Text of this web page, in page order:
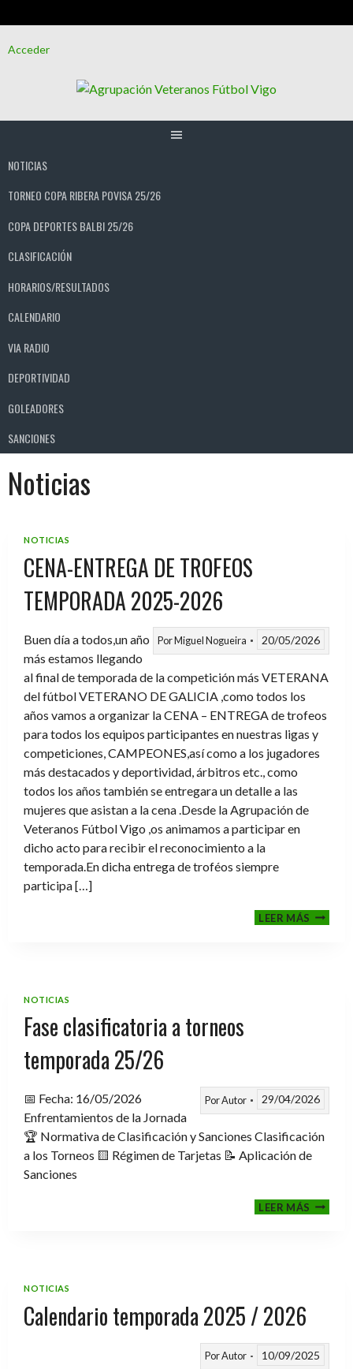
alAcceder
NOTICIAS
TORNEO COPA RIBERA POVISA 25/26
COPA DEPORTES BALBI 25/26
CLASIFICACIÓN
HORARIOS/RESULTADOS
CALENDARIO
VIA RADIO
DEPORTIVIDAD
GOLEADORES
SANCIONES
Noticias
NOTICIAS
CENA-ENTREGA DE TROFEOS
TEMPORADA 2025-2026
PorMiguel Nogueira 20/05/2026
Buen día a todos,un año
más estamos llegando
al final de temporada de la competición más VETERANA
del fútbol VETERANO DE GALICIA ,como todos los
años vamos a organizar la CENA – ENTREGA de trofeos
para todos los equipos participantes en nuestras ligas y
competiciones, CAMPEONES,así como a los jugadores
más destacados y deportividad, árbitros etc., como
todos los años también se entregara un detalle a las
mujeres que asistan a la cena .Desde la Agrupación de
Veteranos Fútbol Vigo ,os animamos a participar en
dicho acto para recibir el reconocimiento a la
temporada.En dicha entrega de troféos siempre
participa […]
LEER MÁSCENA-
NOTICIAS
Fase clasificatoria a torneos
temporada 25/26
PorAutor 29/04/2026
📅 Fecha: 16/05/2026
Enfrentamientos de la Jornada
🏆 Normativa de Clasificación y Sanciones Clasificación
a los Torneos 🟨 Régimen de Tarjetas 📝 Aplicación de
Sanciones
LEER MÁSFASE
NOTICIAS
Calendario temporada 2025 / 2026
PorAutor 10/09/2025